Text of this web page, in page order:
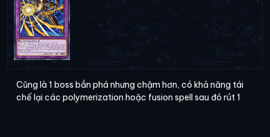
Cũng là 1 boss bắn phá nhưng chậm hơn, có khả năng tái
chế lại các polymerization hoặc fusion spell sau đó rút 1